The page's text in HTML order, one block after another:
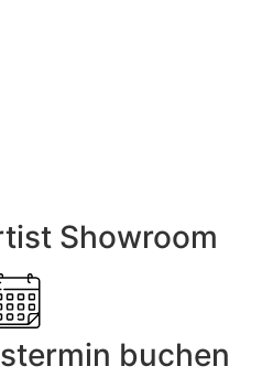
Showroom
buchen